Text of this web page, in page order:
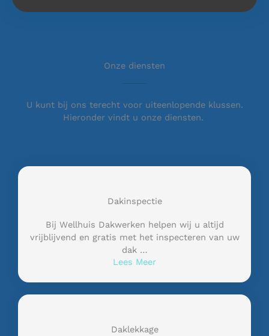
Onze diensten
U kunt bij ons terecht voor uiteenlopende klussen.
Hieronder vindt u onze diensten.
Dakinspectie
Bij Wellhuis Dakwerken helpen wij u altijd
vrijblijvend en gratis met het inspecteren van uw
dak …
Lees Meer
Daklekkage